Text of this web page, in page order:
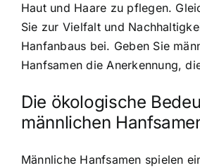
Haut und Haare zu pflegen.
Sie zur Vielfalt und
Hanfanbaus bei. Geben Sie
Hanfsamen die Anerkennung,
Die ökologische
männlichen
Männliche Hanfsamen spielen